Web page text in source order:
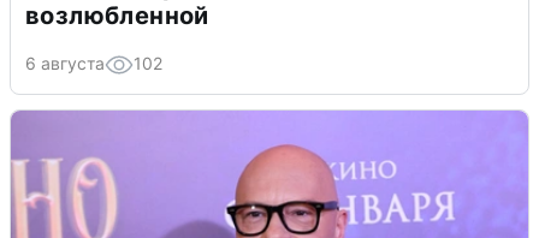
возлюбленной
6 августа 102